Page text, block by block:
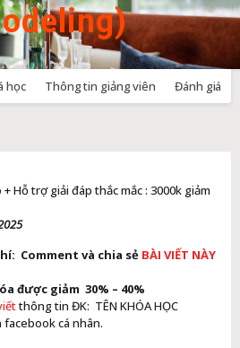
học Thông tin giảng viên Đánh giá
Hỗ trợ giải đáp thắc mắc : 3000k giảm
Comment và chia sẻ BÀI VIẾT NÀY
được giảm 30% – 40%
thông tin ĐK: TÊN KHÓA HỌC
facebook cá nhân.